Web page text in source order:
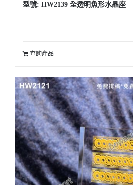
型號: HW2139 全透明魚形水晶座
查詢產品